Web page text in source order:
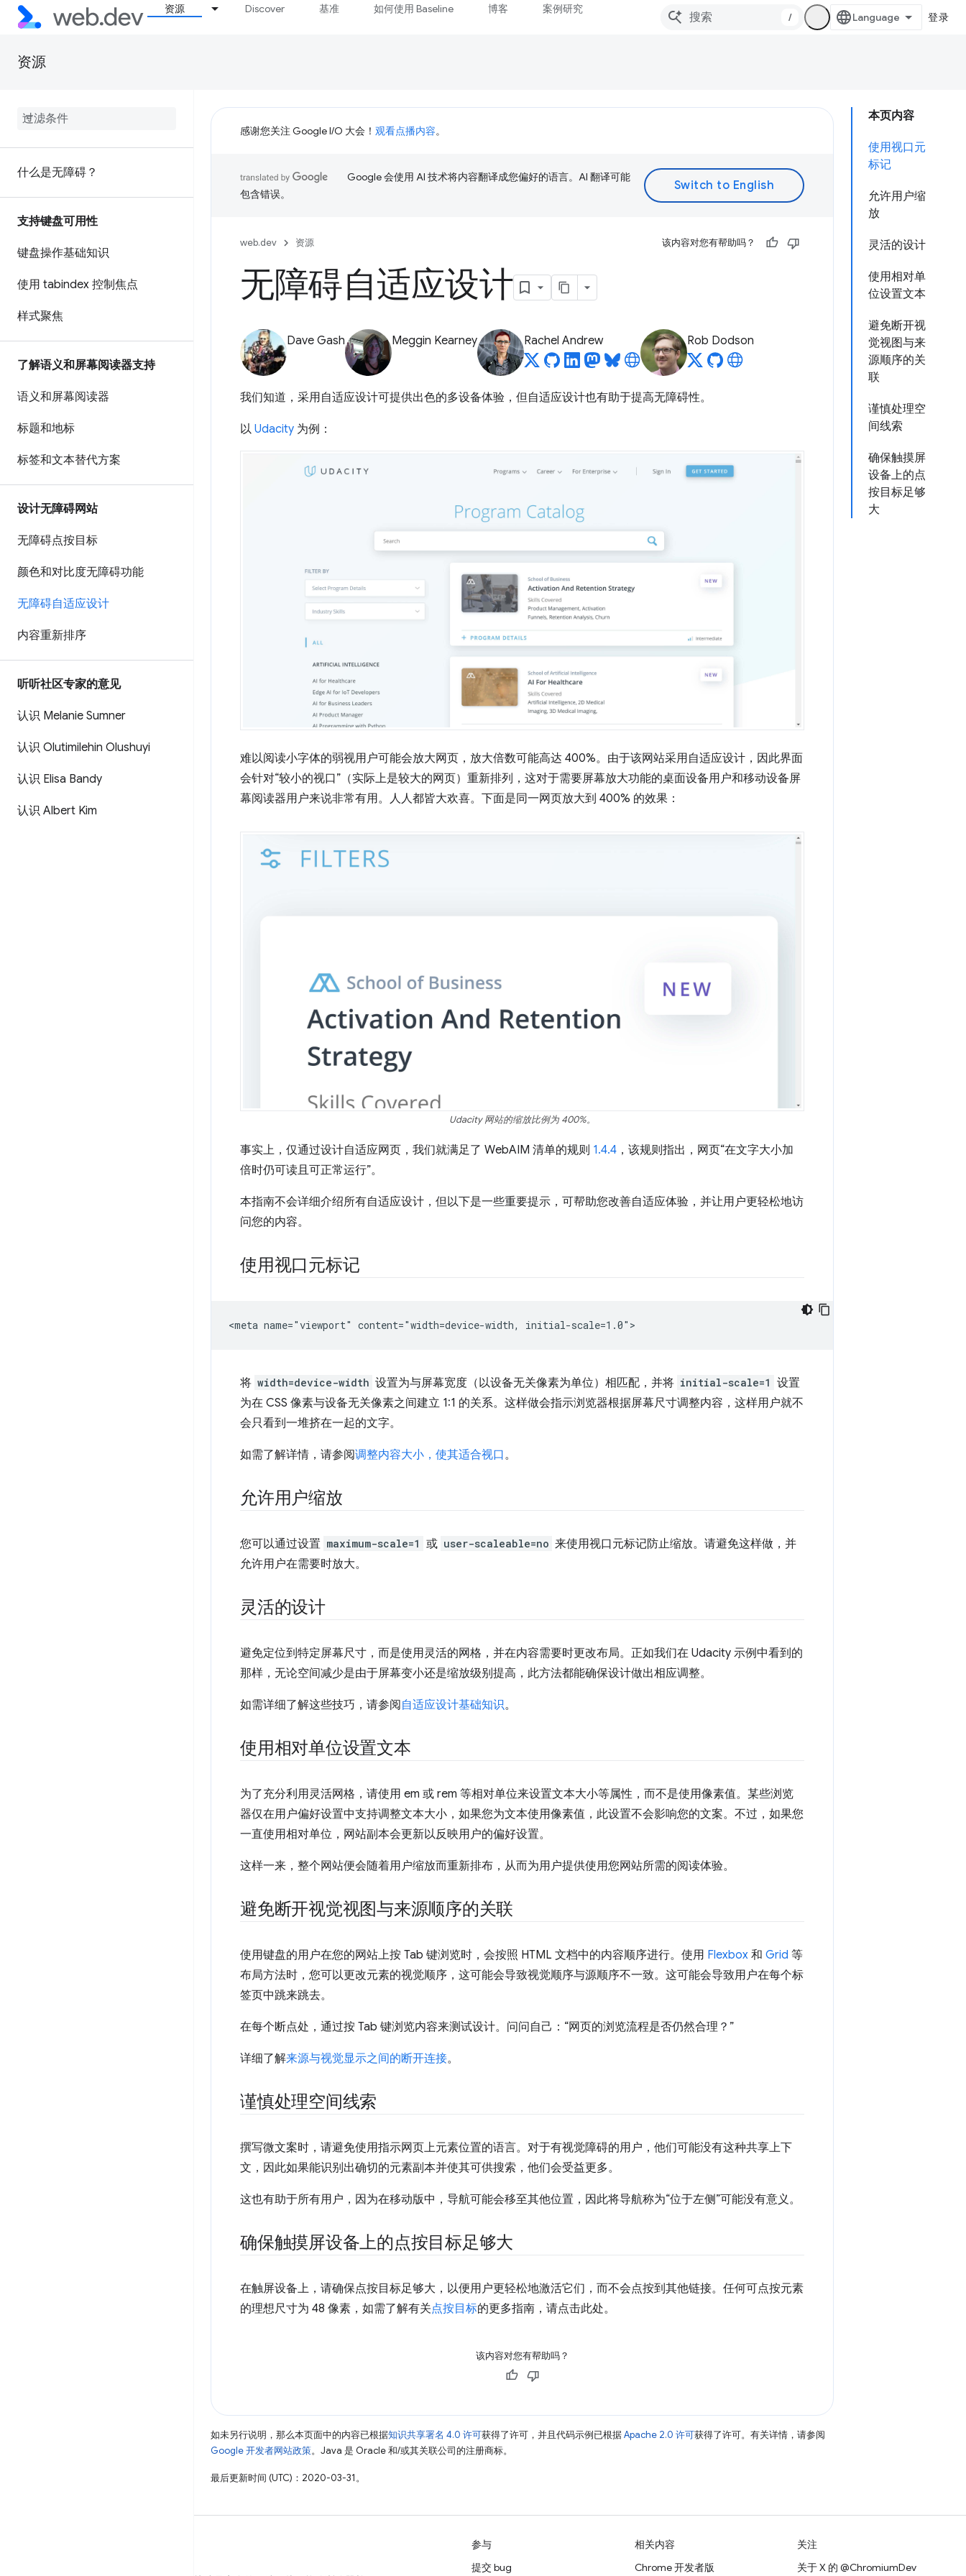
资源 Discover 基准 如何使用 Baseline 博客 案例研究
/ 登录
资源
什么是无障碍？
支持键盘可用性
键盘操作基础知识
使用 tabindex 控制焦点
样式聚焦
了解语义和屏幕阅读器支持
语义和屏幕阅读器
标题和地标
标签和文本替代方案
设计无障碍网站
无障碍点按目标
颜色和对比度无障碍功能
无障碍自适应设计
内容重新排序
听听社区专家的意见
认识 Melanie Sumner
认识 Olutimilehin Olushuyi
认识 Elisa Bandy
认识 Albert Kim
本页内容
使用视口元
标记
允许用户缩
放
灵活的设计
使用相对单
位设置文本
避免断开视
觉视图与来
源顺序的关
联
谨慎处理空
间线索
确保触摸屏
设备上的点
按目标足够
大
感谢您关注 Google I/O 大会！ 观看点播内容。
Google 会使用 AI 技术将内容翻译成您偏好的语言。AI 翻译可能
包含错误。
web.dev 资源 该内容对您有帮助吗？
无障碍自适应设计
Dave Gash Meggin Kearney Rachel Andrew Rob Dodson
我们知道，采用自适应设计可提供出色的多设备体验，但自适应设计也有助于提高无障碍性。
以 Udacity 为例：
难以阅读小字体的弱视用户可能会放大网页，放大倍数可能高达 400%。由于该网站采用自适应设计，因此界面
会针对“较小的视口”（实际上是较大的网页）重新排列，这对于需要屏幕放大功能的桌面设备用户和移动设备屏
幕阅读器用户来说非常有用。人人都皆大欢喜。下面是同一网页放大到 400% 的效果：
Udacity 网站的缩放比例为 400%。
事实上，仅通过设计自适应网页，我们就满足了 WebAIM 清单的规则 1.4.4 ，该规则指出，网页“在文字大小加
倍时仍可读且可正常运行”。
本指南不会详细介绍所有自适应设计，但以下是一些重要提示，可帮助您改善自适应体验，并让用户更轻松地访
问您的内容。
使用视口元标记
将 width=device-width 设置为与屏幕宽度（以设备无关像素为单位）相匹配，并将 initial-scale=1 设置
为在 CSS 像素与设备无关像素之间建立 1:1 的关系。这样做会指示浏览器根据屏幕尺寸调整内容，这样用户就不
会只看到一堆挤在一起的文字。
如需了解详情，请参阅调整内容大小，使其适合视口。
允许用户缩放
您可以通过设置 maximum-scale=1 或 user-scaleable=no 来使用视口元标记防止缩放。请避免这样做，并
允许用户在需要时放大。
灵活的设计
避免定位到特定屏幕尺寸，而是使用灵活的网格，并在内容需要时更改布局。正如我们在 Udacity 示例中看到的
那样，无论空间减少是由于屏幕变小还是缩放级别提高，此方法都能确保设计做出相应调整。
如需详细了解这些技巧，请参阅 自适应设计基础知识。
使用相对单位设置文本
为了充分利用灵活网格，请使用 em 或 rem 等相对单位来设置文本大小等属性，而不是使用像素值。某些浏览
器仅在用户偏好设置中支持调整文本大小，如果您为文本使用像素值，此设置不会影响您的文案。不过，如果您
一直使用相对单位，网站副本会更新以反映用户的偏好设置。
这样一来，整个网站便会随着用户缩放而重新排布，从而为用户提供使用您网站所需的阅读体验。
避免断开视觉视图与来源顺序的关联
使用键盘的用户在您的网站上按 Tab 键浏览时，会按照 HTML 文档中的内容顺序进行。使用 Flexbox 和 Grid 等
布局方法时，您可以更改元素的视觉顺序，这可能会导致视觉顺序与源顺序不一致。这可能会导致用户在每个标
签页中跳来跳去。
在每个断点处，通过按 Tab 键浏览内容来测试设计。问问自己：“网页的浏览流程是否仍然合理？”
详细了解来源与视觉显示之间的断开连接。
谨慎处理空间线索
撰写微文案时，请避免使用指示网页上元素位置的语言。对于有视觉障碍的用户，他们可能没有这种共享上下
文，因此如果能识别出确切的元素副本并使其可供搜索，他们会受益更多。
这也有助于所有用户，因为在移动版中，导航可能会移至其他位置，因此将导航称为“位于左侧”可能没有意义。
确保触摸屏设备上的点按目标足够大
在触屏设备上，请确保点按目标足够大，以便用户更轻松地激活它们，而不会点按到其他链接。任何可点按元素
的理想尺寸为 48 像素，如需了解有关点按目标的更多指南，请点击此处。
该内容对您有帮助吗？
如未另行说明，那么本页面中的内容已根据知识共享署名 4.0 许可获得了许可，并且代码示例已根据Apache 2.0 许可获得了许可。有关详情，请参阅
Google 开发者网站政策。Java 是 Oracle 和/或其关联公司的注册商标。
最后更新时间 (UTC)：2020-03-31。
参与
提交 bug
相关内容
Chrome 开发者版
关注
关于 X 的 @ChromiumDev